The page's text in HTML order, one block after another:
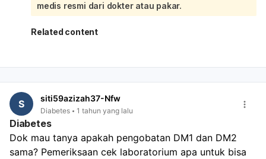
medis resmi dari dokter atau pakar.
Related content
S siti59azizah37-Nfw
Diabetes 1 tahun yang lalu
Diabetes
Dok mau tanya apakah pengobatan DM1 dan DM2
sama? Pemeriksaan cek laboratorium apa untuk bisa